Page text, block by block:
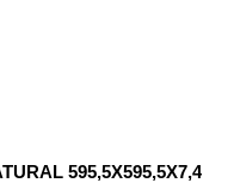
595,5X595,5X7,4